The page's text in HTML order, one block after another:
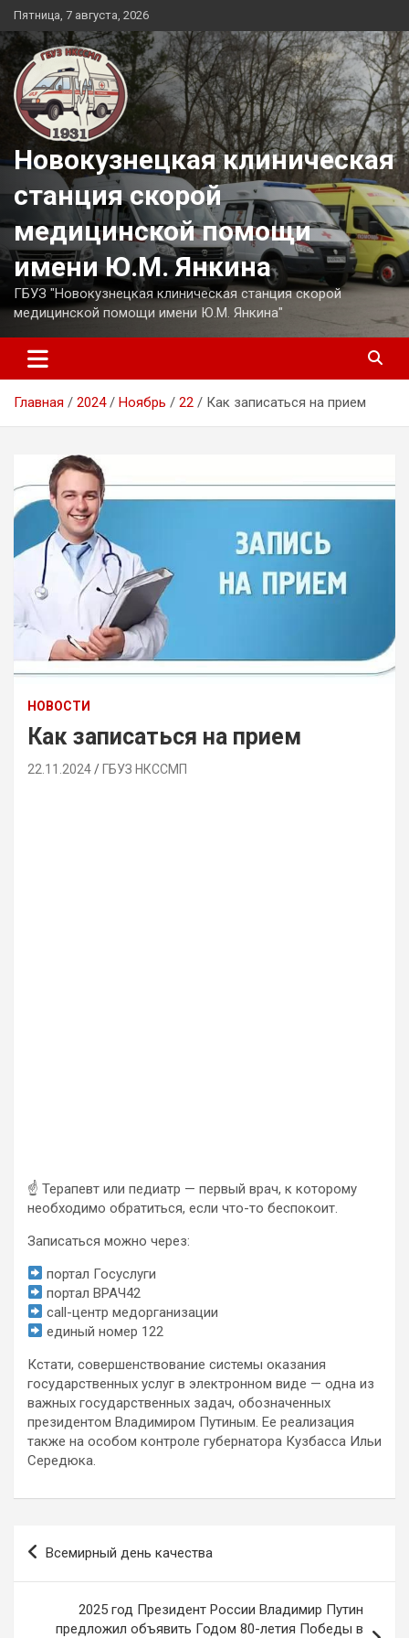
Перейти
к
содержимому
Пятница, 7 августа, 2026
Новокузнецкая клиническая
станция скорой
медицинской помощи
имени Ю.М. Янкина
ГБУЗ "Новокузнецкая клиническая станция скорой
медицинской помощи имени Ю.М. Янкина"
Главная 2024 Ноябрь 22 Как записаться на прием
НОВОСТИ
Как записаться на прием
22.11.2024 ГБУЗ НКССМП
☝️ Терапевт или педиатр — первый врач, к которому
необходимо обратиться, если что-то беспокоит.
Записаться можно через:
портал Госуслуги
портал ВРАЧ42
сall-центр медорганизации
единый номер 122
Кстати, совершенствование системы оказания
государственных услуг в электронном виде — одна из
важных государственных задач, обозначенных
президентом Владимиром Путиным. Ее реализация
также на особом контроле губернатора Кузбасса Ильи
Середюка.
Навигация
Всемирный день качества
2025 год Президент России Владимир Путин
предложил объявить Годом 80-летия Победы в